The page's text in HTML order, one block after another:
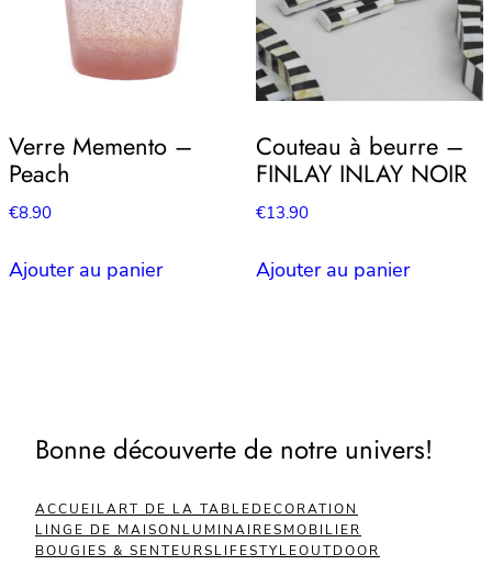
Verre Memento –
Peach
€8.90
Ajouter au panier
Couteau à beurre –
FINLAY INLAY NOIR
€13.90
Ajouter au panier
Bonne découverte de notre univers!
ACCUEILART DE LA TABLEDECORATION
LINGE DE MAISON LUMINAIRESMOBILIER
BOUGIES & SENTEURSLIFESTYLEOUTDOOR